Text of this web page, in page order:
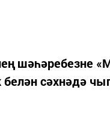
шәһәребезне
сәхнәдә